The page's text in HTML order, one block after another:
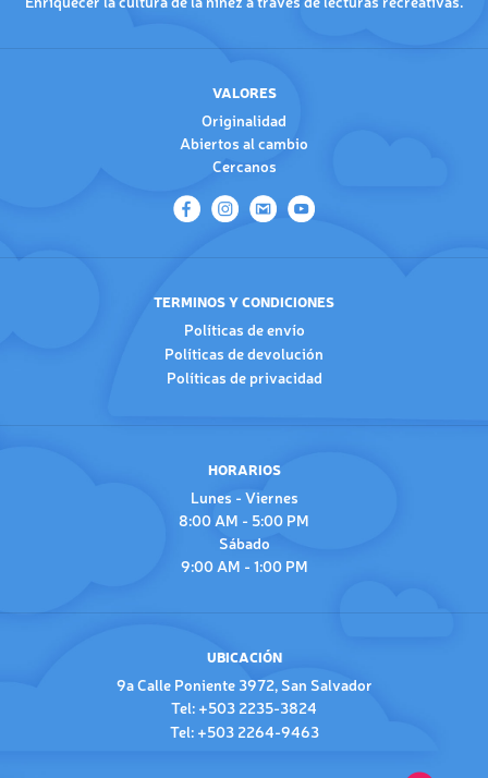
VALORES
Originalidad
Abiertos al cambio
Cercanos
TERMINOS Y CONDICIONES
Políticas de envío
Políticas de devolución
Políticas de privacidad
HORARIOS
Lunes - Viernes
8:00 AM - 5:00 PM
Sábado
9:00 AM - 1:00 PM
UBICACIÓN
9a Calle Poniente 3972, San Salvador
Tel: +503 2235-3824
Tel: +503 2264-9463